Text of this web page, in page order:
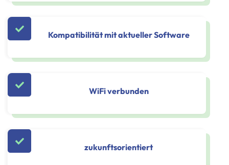
Kompatibilität mit aktueller Software
WiFi verbunden
zukunftsorientiert